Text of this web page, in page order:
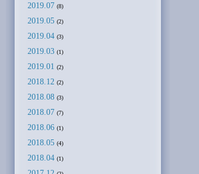
2019.07 (8)
2019.05 (2)
2019.04 (3)
2019.03 (1)
2019.01 (2)
2018.12 (2)
2018.08 (3)
2018.07 (7)
2018.06 (1)
2018.05 (4)
2018.04 (1)